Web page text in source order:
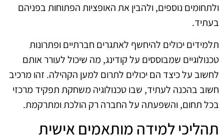
ולתחומים נוספים, ולהבין את האופציות הפתוחות בפניהם
בעתיד.
תלמידים יכולים להיחשף לאתגרים חברתיים ופתרונות
טכנולוגיים שמבוססים על קודינג, מה שיכול לעורר אותם
לחשוב על כיצד הם יכולים לתרום למען הקהילה. זהו מרכיב
חשוב בהכנה לעתיד, שבו טכנולוגיה משחקת תפקיד מרכזי
בכל תחום, והשפעתה על החברה רק הולכת ומתרקמת.
תהליכי למידה מותאמים אישית